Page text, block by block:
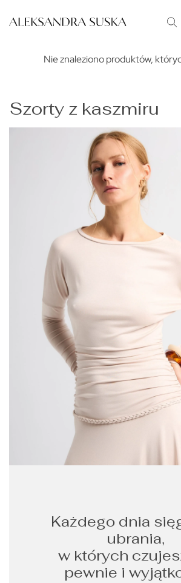
Szorty z
Nie znaleziono produktów,
Szorty z kaszmiru
Każdego dnia
ubrania,
w których
pewnie i